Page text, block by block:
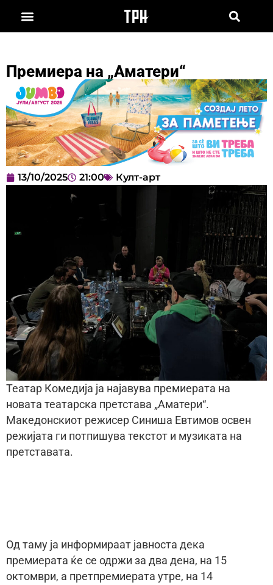
Премиера на „Аматери“
13/10/2025 21:00 Култ-арт
Театар Комедија ја најавува премиерата на
новата театарска претстава „Аматери“.
Македонскиот режисер Синиша Евтимов освен
режијата ги потпишува текстот и музиката на
претставата.
Од таму ја информираат јавноста дека
премиерата ќе се одржи за два дена, на 15
октомври, а претпремиерата утре, на 14